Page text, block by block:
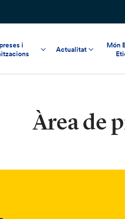
i
Actualitat
Món
Àrea de